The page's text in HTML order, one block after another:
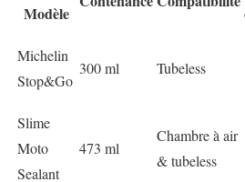
Modèle
Michelin
Stop&Go
300 ml Tubeless
Slime
Moto
Sealant
473 ml
Chambre à air
& tubeless